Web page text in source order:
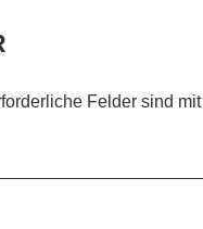
Felder sind mit